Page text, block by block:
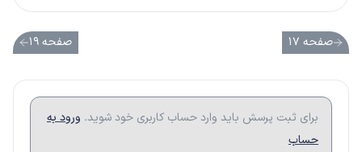
صفحه ۱۷ صفحه ۱۹
برای ثبت پرسش باید وارد حساب کاربری خود شوید. ورود به
حساب